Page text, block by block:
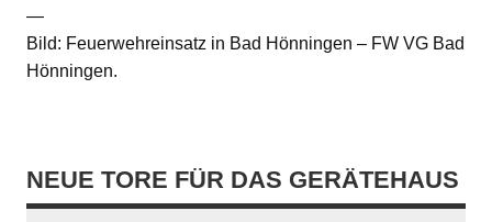
—
Bild: Feuerwehreinsatz in Bad Hönningen – FW VG Bad
Hönningen.
NEUE TORE FÜR DAS GERÄTEHAUS